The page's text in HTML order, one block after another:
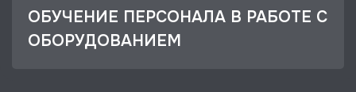
ОБУЧЕНИЕ ПЕРСОНАЛА В РАБОТЕ С
ОБОРУДОВАНИЕМ